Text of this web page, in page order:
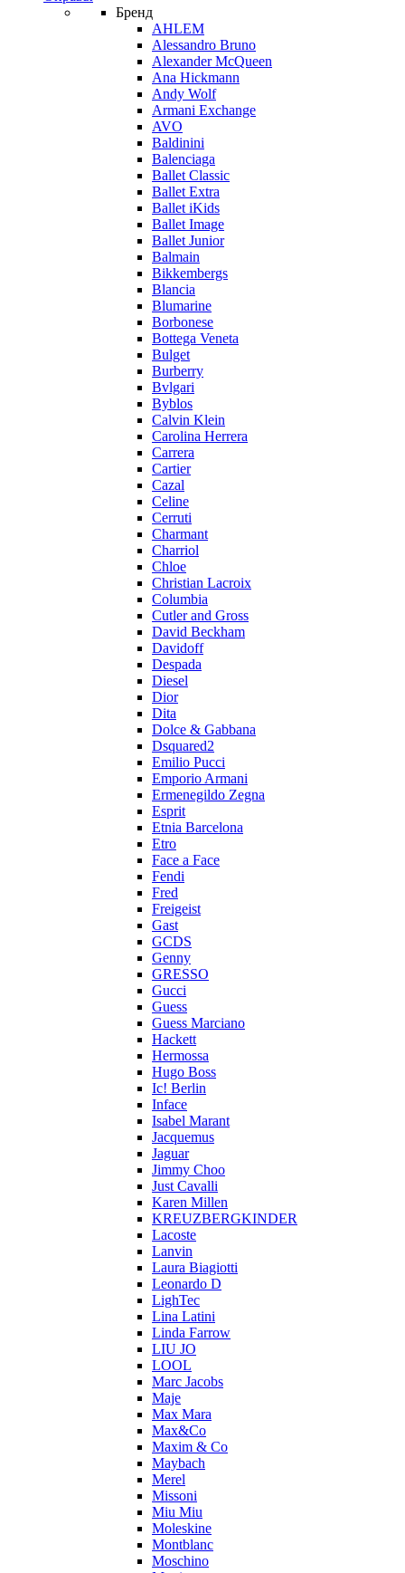
Бренд
AHLEM
Alessandro Bruno
Alexander McQueen
Ana Hickmann
Andy Wolf
Armani Exchange
AVO
Baldinini
Balenciaga
Ballet Classic
Ballet Extra
Ballet iKids
Ballet Image
Ballet Junior
Balmain
Bikkembergs
Blancia
Blumarine
Borbonese
Bottega Veneta
Bulget
Burberry
Bvlgari
Byblos
Calvin Klein
Carolina Herrera
Carrera
Cartier
Cazal
Celine
Cerruti
Charmant
Charriol
Chloe
Christian Lacroix
Columbia
Cutler and Gross
David Beckham
Davidoff
Despada
Diesel
Dior
Dita
Dolce & Gabbana
Dsquared2
Emilio Pucci
Emporio Armani
Ermenegildo Zegna
Esprit
Etnia Barcelona
Etro
Face a Face
Fendi
Fred
Freigeist
Gast
GCDS
Genny
GRESSO
Gucci
Guess
Guess Marciano
Hackett
Hermossa
Hugo Boss
Ic! Berlin
Inface
Isabel Marant
Jacquemus
Jaguar
Jimmy Choo
Just Cavalli
Karen Millen
KREUZBERGKINDER
Lacoste
Lanvin
Laura Biagiotti
Leonardo D
LighTec
Lina Latini
Linda Farrow
LIU JO
LOOL
Marc Jacobs
Maje
Max Mara
Max&Co
Maxim & Co
Maybach
Merel
Missoni
Miu Miu
Moleskine
Montblanc
Moschino